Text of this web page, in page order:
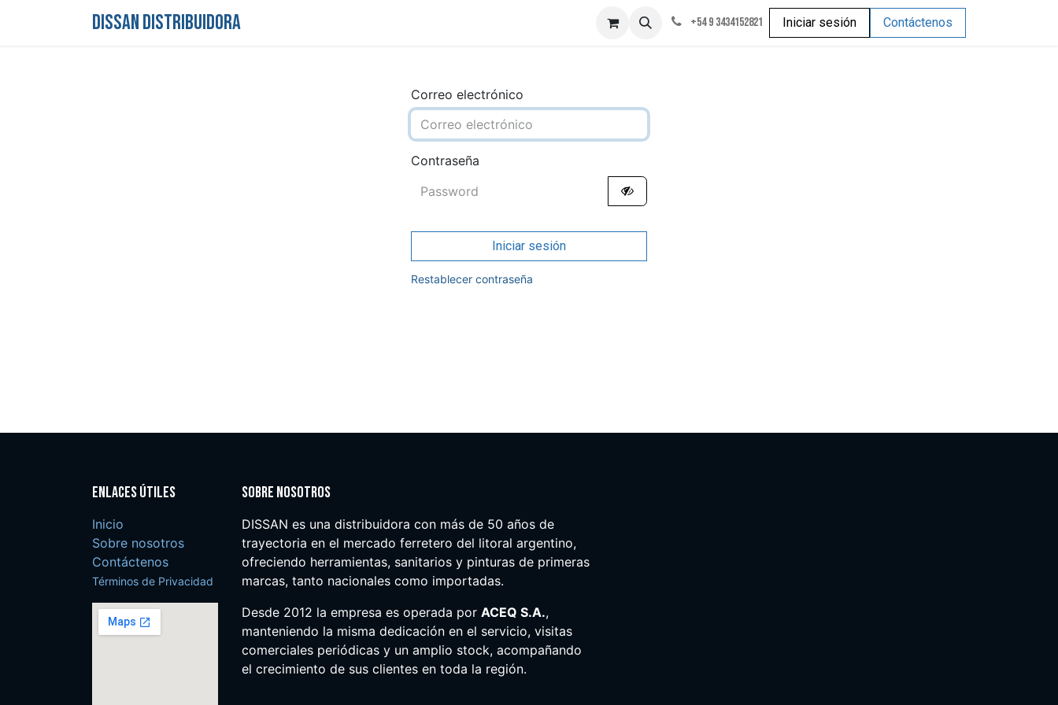
DISSAN DISTRIBUIDORA +54 9 3434152821 Iniciar sesión Contáctenos
Correo electrónico
Contraseña
Iniciar sesión
Restablecer contraseña
Enlaces útiles
Inicio
Sobre nosotros
Contáctenos
Términos de Privacidad
Sobre nosotros
DISSAN es una distribuidora con más de 50 años de
trayectoria en el mercado ferretero del litoral argentino,
ofreciendo herramientas, sanitarios y pinturas de primeras
marcas, tanto nacionales como importadas.
Desde 2012 la empresa es operada por ACEQ S.A.,
manteniendo la misma dedicación en el servicio, visitas
comerciales periódicas y un amplio stock, acompañando
el crecimiento de sus clientes en toda la región.